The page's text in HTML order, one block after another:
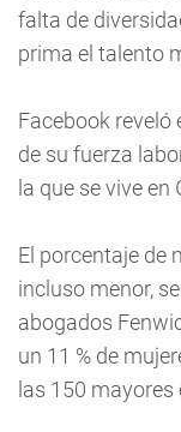
falta de
prima el talento
Facebook reveló
de su fuerza
la que se vive en
El porcentaje de
incluso menor,
abogados
un 11 % de
las 150